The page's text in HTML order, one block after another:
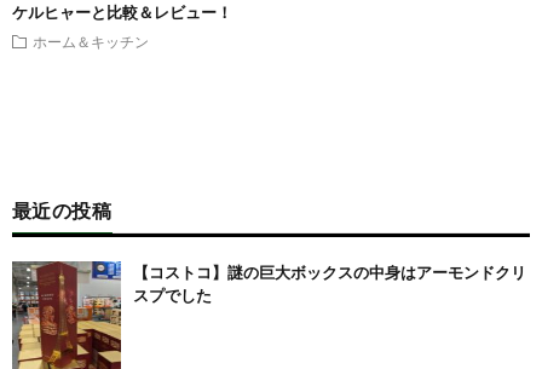
ケルヒャーと比較＆レビュー！
ホーム＆キッチン
最近の投稿
【コストコ】謎の巨大ボックスの中身はアーモンドクリ
スプでした